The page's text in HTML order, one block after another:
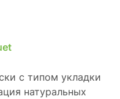
с типом укладки
натуральных